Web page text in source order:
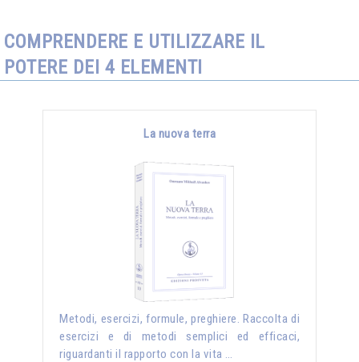
COMPRENDERE E UTILIZZARE IL
POTERE DEI 4 ELEMENTI
La nuova terra
Metodi, esercizi, formule, preghiere. Raccolta di
esercizi e di metodi semplici ed efficaci,
riguardanti il rapporto con la vita …